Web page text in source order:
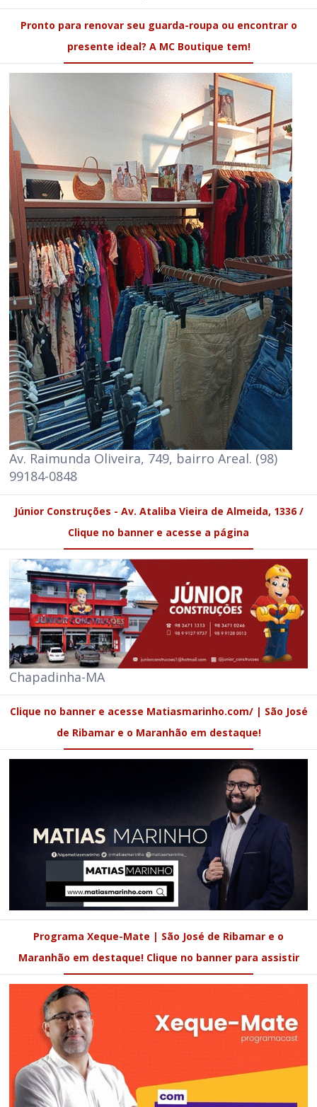
Pronto para renovar seu guarda-roupa ou encontrar o
presente ideal? A MC Boutique tem!
Av. Raimunda Oliveira, 749, bairro Areal. (98)
99184-0848
Júnior Construções - Av. Ataliba Vieira de Almeida, 1336 /
Clique no banner e acesse a página
Chapadinha-MA
Clique no banner e acesse Matiasmarinho.com/ | São José
de Ribamar e o Maranhão em destaque!
Programa Xeque-Mate | São José de Ribamar e o
Maranhão em destaque! Clique no banner para assistir